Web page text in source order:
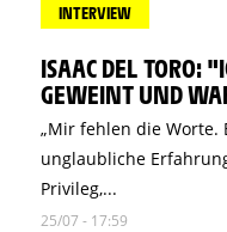
INTERVIEW
ISAAC DEL TORO:
GEWEINT UND
„Mir fehlen die Worte.
unglaubliche
Privileg,...
25/07 - 17:59